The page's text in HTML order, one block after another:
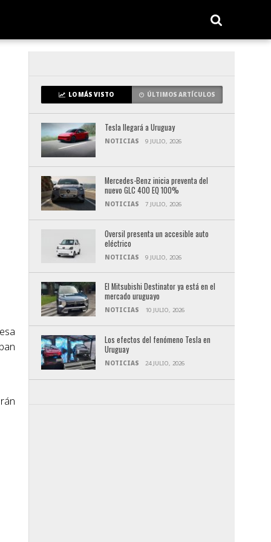
LO MÁS VISTO ÚLTIMOS ARTÍCULOS
Tesla llegará a Uruguay
NOTICIAS 9 JULIO, 2026
Mercedes-Benz inicia preventa del
nuevo GLC 400 EQ 100%
NOTICIAS 7 JULIO, 2026
Oversil presenta un accesible auto
eléctrico
NOTICIAS 9 JULIO, 2026
El Mitsubishi Destinator ya está en el
mercado uruguayo
NOTICIAS 10 JULIO, 2026
Los efectos del fenómeno Tesla en
Uruguay
NOTICIAS 24 JULIO, 2026